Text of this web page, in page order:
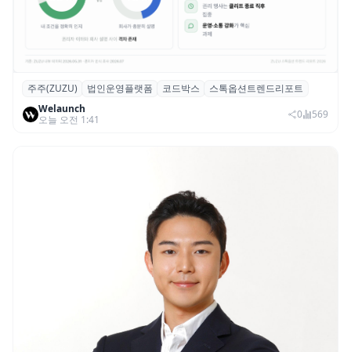
스톡옵션 취소율 2년 만에 18.2%→31.3%…
권리 발생 즉시 행사 비중도 급증
주주(ZUZU) 법인운영플랫폼 코드박스
스톡옵션트렌드리포트
Welaunch
오늘 오전 1:41
0 569